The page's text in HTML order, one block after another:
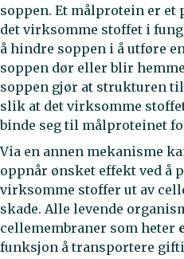
soppen. Et målprotein er et
det virksomme stoffet i
å hindre soppen i å utføre
soppen dør eller blir
soppen gjør at strukturen
slik at det virksomme
binde seg til målproteinet
Via en annen mekanisme
oppnår ønsket effekt ved å
virksomme stoffer ut av
skade. Alle levende
cellemembraner som heter
funksjon å transportere